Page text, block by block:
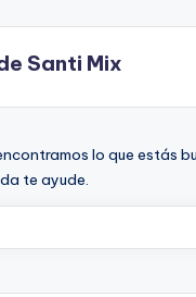
Santi Mix
lo que estás
te ayude.